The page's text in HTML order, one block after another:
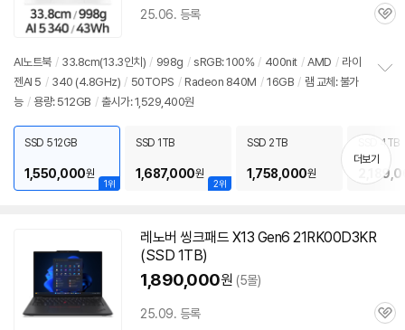
25.06. 등록
관
AI노트북 / 33.8cm(13.3인치 ) / 998g / sRGB: 100% / 400nit / AMD / 라이
젠AI 5 / 340 (4.8GHz) / 50TOPS / Radeon 840M / 16GB / 램 교체: 불가
능 / 용량: 512GB / 출시가: 1,529,400원
치
기
1위
SSD 512GB
1,550,000원
2위
SSD 1TB
1,687,000원
SSD 2TB
1,758,000원
SSD 4TB
더보기
레노버 씽크패드 X13 Gen6 21RK00D3KR
(SSD 1TB)
1,890,000원 (5몰)
25.09. 등록
관